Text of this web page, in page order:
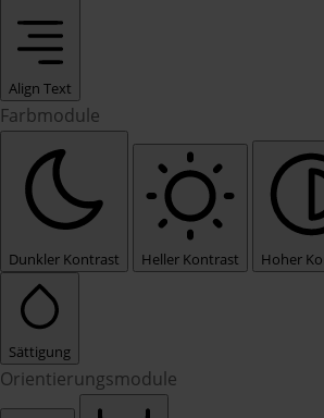
Align Text
Farbmodule
Dunkler Kontrast Heller Kontrast Hoher
Sättigung
Orientierungsmodule